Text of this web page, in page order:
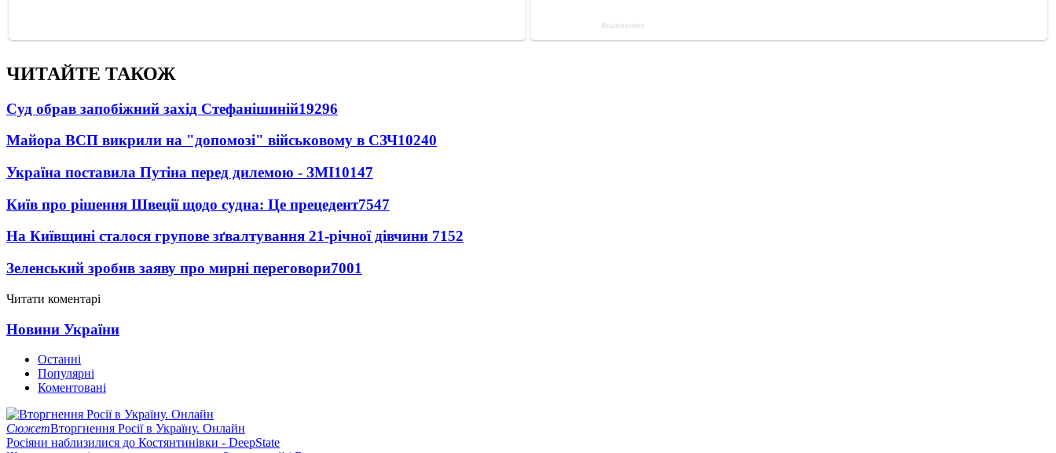
ЧИТАЙТЕ ТАКОЖ
Суд обрав запобіжний захід Стефанішиній19296
Майора ВСП викрили на "допомозі" військовому в СЗЧ10240
Україна поставила Путіна перед дилемою - ЗМІ10147
Київ про рішення Швеції щодо судна: Це прецедент7547
На Київщині сталося групове зґвалтування 21-річної дівчини 7152
Зеленський зробив заяву про мирні переговори7001
Читати коментарі
Новини України
Останні
Популярні
Коментовані
СюжетВторгнення Росії в Україну. Онлайн
Росіяни наблизилися до Костянтинівки - DeepState